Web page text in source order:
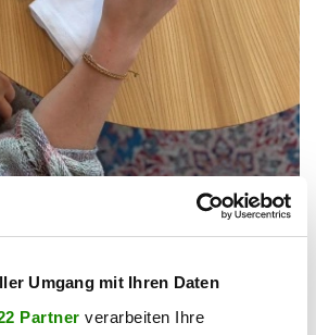
Umgang mit Ihren Daten
Partner verarbeiten Ihre